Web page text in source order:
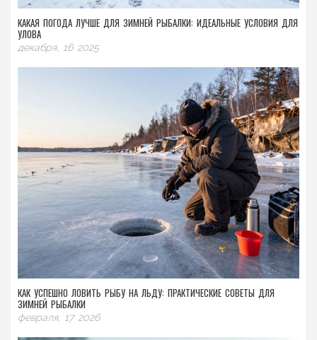
КАКАЯ ПОГОДА ЛУЧШЕ ДЛЯ ЗИМНЕЙ РЫБАЛКИ: ИДЕАЛЬНЫЕ УСЛОВИЯ ДЛЯ
УЛОВА
декабря, 16 2025
КАК УСПЕШНО ЛОВИТЬ РЫБУ НА ЛЬДУ: ПРАКТИЧЕСКИЕ СОВЕТЫ ДЛЯ
ЗИМНЕЙ РЫБАЛКИ
февраля, 17 2026